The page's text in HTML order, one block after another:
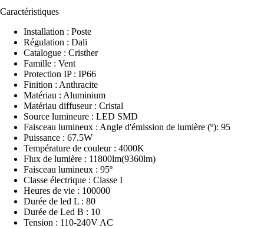
Caractéristiques
Installation : Poste
Régulation : Dali
Catalogue : Cristher
Famille : Vent
Protection IP : IP66
Finition : Anthracite
Matériau : Aluminium
Matériau diffuseur : Cristal
Source lumineure : LED SMD
Faisceau lumineux : Angle d'émission de lumière (º): 95
Puissance : 67.5W
Température de couleur : 4000K
Flux de lumière : 11800lm(9360lm)
Faisceau lumineux : 95º
Classe électrique : Classe I
Heures de vie : 100000
Durée de led L : 80
Durée de Led B : 10
Tension : 110-240V AC